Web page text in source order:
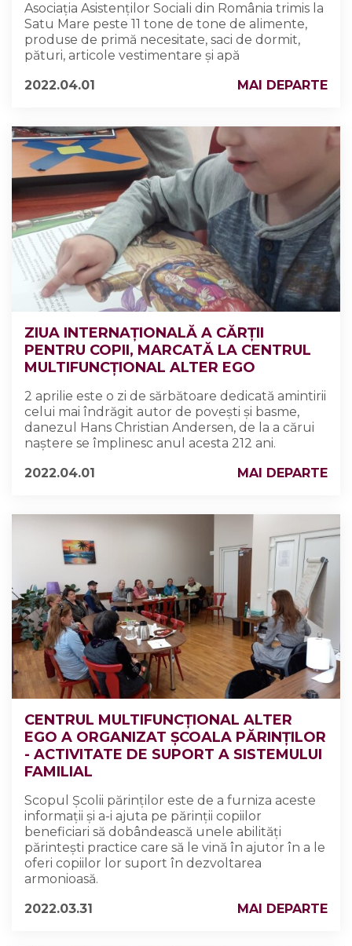
Asociația Asistenților Sociali din România trimis la
Satu Mare peste 11 tone de tone de alimente,
produse de primă necesitate, saci de dormit,
pături, articole vestimentare și apă
2022.04.01
MAI DEPARTE
ZIUA INTERNAȚIONALĂ A CĂRȚII
PENTRU COPII, MARCATĂ LA CENTRUL
MULTIFUNCȚIONAL ALTER EGO
2 aprilie este o zi de sărbătoare dedicată amintirii
celui mai îndrăgit autor de poveşti şi basme,
danezul Hans Christian Andersen, de la a cărui
naştere se împlinesc anul acesta 212 ani.
2022.04.01
MAI DEPARTE
CENTRUL MULTIFUNCȚIONAL ALTER
EGO A ORGANIZAT ȘCOALA PĂRINȚILOR
- ACTIVITATE DE SUPORT A SISTEMULUI
FAMILIAL
Scopul Școlii părinților este de a furniza aceste
informații și a-i ajuta pe părinții copiilor
beneficiari să dobândească unele abilități
părintești practice care să le vină în ajutor în a le
oferi copiilor lor suport în dezvoltarea
armonioasă.
2022.03.31
MAI DEPARTE